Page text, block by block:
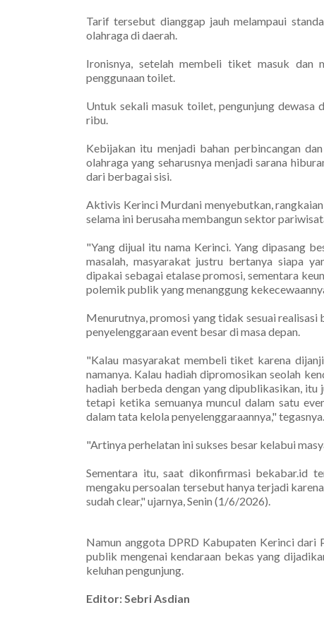
Tarif tersebut dianggap jauh melampaui
olahraga di daerah.
Ironisnya, setelah membeli tiket masuk dan
penggunaan toilet.
Untuk sekali masuk toilet, pengunjung dewasa
ribu.
Kebijakan itu menjadi bahan perbincangan
olahraga yang seharusnya menjadi sarana
dari berbagai sisi.
Aktivis Kerinci Murdani menyebutkan,
selama ini berusaha membangun sektor
"Yang dijual itu nama Kerinci. Yang dipasang
masalah, masyarakat justru bertanya siapa
dipakai sebagai etalase promosi, sementara
polemik publik yang menanggung
Menurutnya, promosi yang tidak sesuai
penyelenggaraan event besar di masa depan.
"Kalau masyarakat membeli tiket karena
namanya. Kalau hadiah dipromosikan seolah
hadiah berbeda dengan yang dipublikasikan, itu
tetapi ketika semuanya muncul dalam satu
dalam tata kelola penyelenggaraannya," tegasnya.
"Artinya perhelatan ini sukses besar kelabui
Sementara itu, saat dikonfirmasi bekabar.id
mengaku persoalan tersebut hanya terjadi
sudah clear," ujarnya, Senin (1/6/2026).
Namun anggota DPRD Kabupaten Kerinci
publik mengenai kendaraan bekas yang
keluhan pengunjung.
Editor: Sebri Asdian